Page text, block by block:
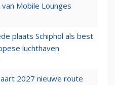
Mobile Lounges
plaats Schiphol als best
luchthaven
2027 nieuwe route